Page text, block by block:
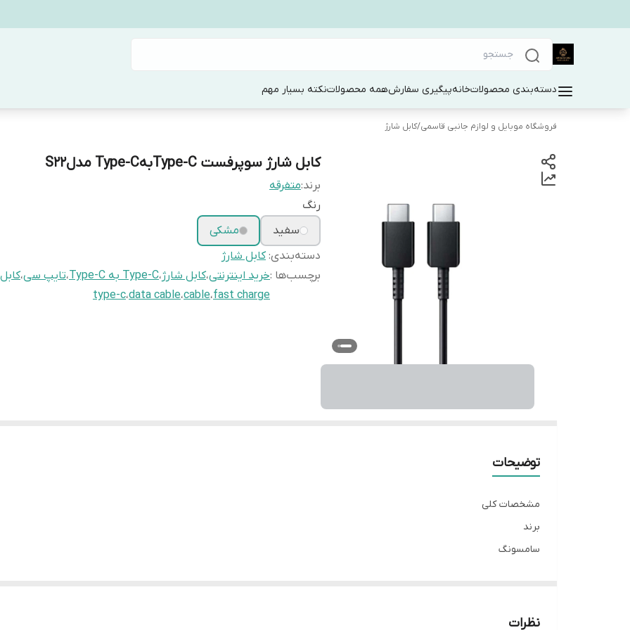
دسته‌بندی محصولاتخانهپیگیری سفارشهمه محصولاتنکته بسیار مهم
فروشگاه موبایل و لوازم جانبی قاسمی/کابل شارژ
کابل شارژ سوپرفست Type-CبهType-C مدلS22
برند:متفرقه
رنگ
سفید
مشکی
دسته‌بندی:کابل شارژ
برچسب‌ها :خرید اینترنتی،کابل شارژ،Type-C به Type-C ،تایپ سی،
fast charge،cable،data cable،type-c
توضیحات
مشخصات کلی
برند
سامسونگ
تحمل جریان عبوری
نظرات